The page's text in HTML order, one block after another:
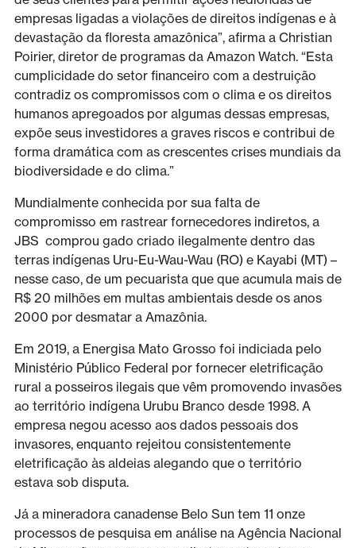
empresas ligadas a violações de direitos indígenas e à
devastação da floresta amazônica”, afirma a Christian
Poirier, diretor de programas da Amazon Watch. “Esta
cumplicidade do setor financeiro com a destruição
contradiz os compromissos com o clima e os direitos
humanos apregoados por algumas dessas empresas,
expõe seus investidores a graves riscos e contribui de
forma dramática com as crescentes crises mundiais da
biodiversidade e do clima.”
Mundialmente conhecida por sua falta de
compromisso em rastrear fornecedores indiretos, a
JBS comprou gado criado ilegalmente dentro das
terras indígenas Uru-Eu-Wau-Wau (RO) e Kayabi (MT) –
nesse caso, de um pecuarista que que acumula mais de
R$ 20 milhões em multas ambientais desde os anos
2000 por desmatar a Amazônia.
Em 2019, a Energisa Mato Grosso foi indiciada pelo
Ministério Público Federal por fornecer eletrificação
rural a posseiros ilegais que vêm promovendo invasões
ao território indígena Urubu Branco desde 1998. A
empresa negou acesso aos dados pessoais dos
invasores, enquanto rejeitou consistentemente
eletrificação às aldeias alegando que o território
estava sob disputa.
Já a mineradora canadense Belo Sun tem 11 onze
processos de pesquisa em análise na Agência Nacional